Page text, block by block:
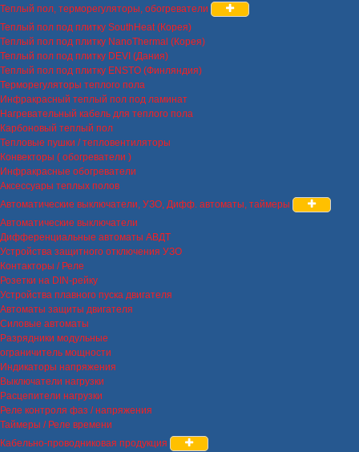
Теплый пол, терморегуляторы, обогреватели
Теплый пол под плитку SouthHeat (Корея)
Теплый пол под плитку NanoThermal (Корея)
Теплый пол под плитку DEVI (Дания)
Теплый пол под плитку ENSTO (Финляндия)
Терморегуляторы теплого пола
Инфракрасный теплый пол под ламинат
Нагревательный кабель для теплого пола
Карбоновый теплый пол
Тепловые пушки / тепловентиляторы
Конвекторы ( обогреватели )
Инфракрасные обогреватели
Аксессуары теплых полов
Автоматические выключатели, УЗО, Дифф. автоматы, таймеры
Автоматические выключатели
Дифференциальные автоматы АВДТ
Устройства защитного отключения УЗО
Контакторы / Реле
Розетки на DIN-рейку
Устройства плавного пуска двигателя
Автоматы защиты двигателя
Силовые автоматы
Разрядники модульные
ограничитель мощности
Индикаторы напряжения
Выключатели нагрузки
Расцепители нагрузки
Реле контроля фаз / напряжения
Таймеры / Реле времени
Кабельно-проводниковая продукция